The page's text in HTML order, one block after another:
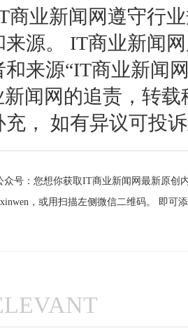
商业新闻网遵守行
源。 IT商业新闻
来源“IT商业新闻
闻网的追责，转
， 如有异议可投
众号：您想你获取IT商业新闻网最新原创
，或用扫描左侧微信二维码。 即可